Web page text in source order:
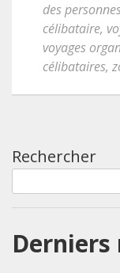
des
célibataire,
voyages
célibataires,
Rechercher
Derniers